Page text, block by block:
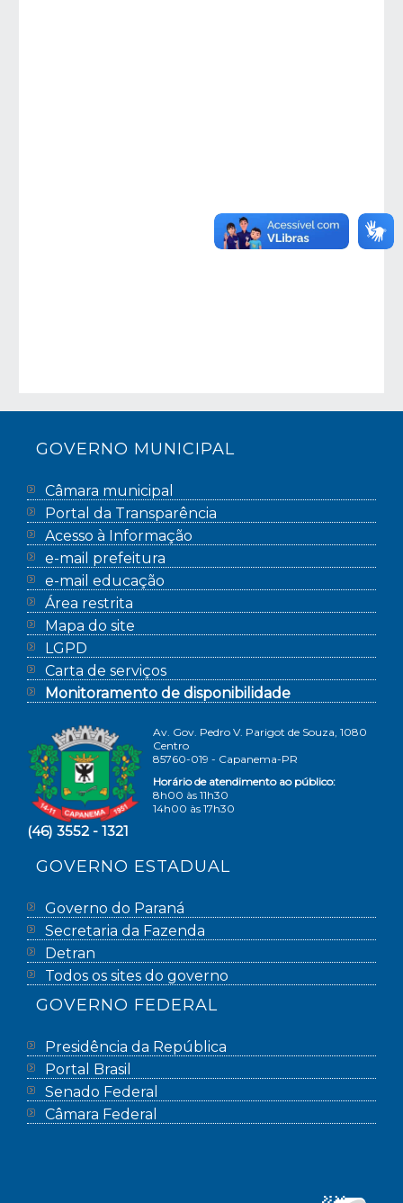
GOVERNO MUNICIPAL
Câmara municipal
Portal da Transparência
Acesso à Informação
e-mail prefeitura
e-mail educação
Área restrita
Mapa do site
LGPD
Carta de serviços
Monitoramento de disponibilidade
Av. Gov. Pedro V. Parigot de Souza, 1080
Centro
85760-019 - Capanema-PR
Horário de atendimento ao público:
8h00 às 11h30
14h00 às 17h30
(46) 3552 - 1321
GOVERNO ESTADUAL
Governo do Paraná
Secretaria da Fazenda
Detran
Todos os sites do governo
GOVERNO FEDERAL
Presidência da República
Portal Brasil
Senado Federal
Câmara Federal